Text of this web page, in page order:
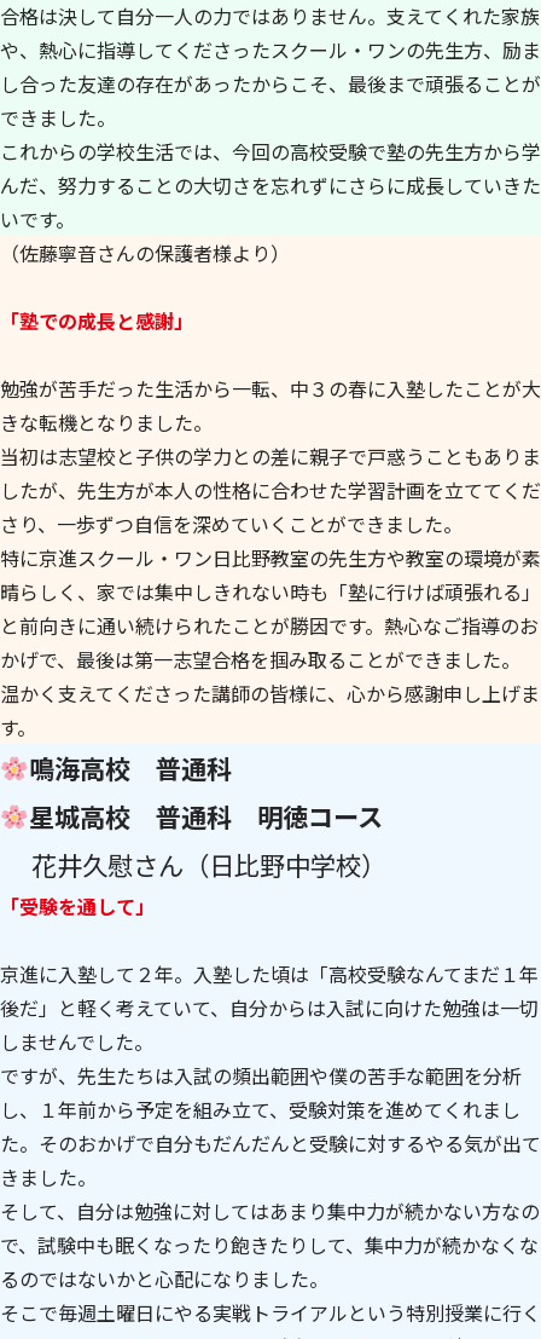
合格は決して自分一人の力ではありません。支えてくれた家族
や、熱心に指導してくださったスクール・ワンの先生方、励ま
し合った友達の存在があったからこそ、最後まで頑張ることが
できました。
これからの学校生活では、今回の高校受験で塾の先生方から学
んだ、努力することの大切さを忘れずにさらに成長していきた
いです。
（佐藤寧音さんの保護者様より）
「塾での成長と感謝」
勉強が苦手だった生活から一転、中３の春に入塾したことが大
きな転機となりました。
当初は志望校と子供の学力との差に親子で戸惑うこともありま
したが、先生方が本人の性格に合わせた学習計画を立ててくだ
さり、一歩ずつ自信を深めていくことができました。
特に京進スクール・ワン日比野教室の先生方や教室の環境が素
晴らしく、家では集中しきれない時も「塾に行けば頑張れる」
と前向きに通い続けられたことが勝因です。熱心なご指導のお
かげで、最後は第一志望合格を掴み取ることができました。
温かく支えてくださった講師の皆様に、心から感謝申し上げま
す。
鳴海高校 普通科
星城高校 普通科 明徳コース
花井久慰さん（日比野中学校）
「受験を通して」
京進に入塾して２年。入塾した頃は「高校受験なんてまだ１年
後だ」と軽く考えていて、自分からは入試に向けた勉強は一切
しませんでした。
ですが、先生たちは入試の頻出範囲や僕の苦手な範囲を分析
し、１年前から予定を組み立て、受験対策を進めてくれまし
た。そのおかげで自分もだんだんと受験に対するやる気が出て
きました。
そして、自分は勉強に対してはあまり集中力が続かない方なの
で、試験中も眠くなったり飽きたりして、集中力が続かなくな
るのではないかと心配になりました。
そこで毎週土曜日にやる実戦トライアルという特別授業に行く